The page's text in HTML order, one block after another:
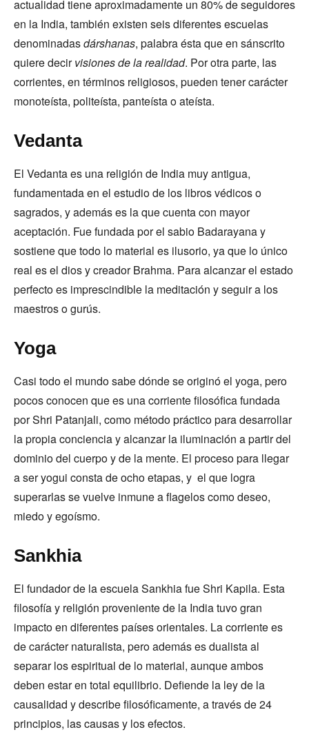
actualidad tiene aproximadamente un 80% de seguidores
en la India, también existen seis diferentes escuelas
denominadasdárshanas, palabra ésta que en sánscrito
quiere decirvisiones de la realidad. Por otra parte, las
corrientes, en términos religiosos, pueden tener carácter
monoteísta, politeísta, panteísta o ateísta.
Vedanta
El Vedanta es una religión de India muy antigua,
fundamentada en el estudio de los libros védicos o
sagrados, y además es la que cuenta con mayor
aceptación. Fue fundada por el sabio Badarayana y
sostiene que todo lo material es ilusorio, ya que lo único
real es el dios y creador Brahma. Para alcanzar el estado
perfecto es imprescindible la meditación y seguir a los
maestros o gurús.
Yoga
Casi todo el mundo sabe dónde se originó el yoga, pero
pocos conocen que es una corriente filosófica fundada
por Shri Patanjali, como método práctico para desarrollar
la propia conciencia y alcanzar la iluminación a partir del
dominio del cuerpo y de la mente. El proceso para llegar
a ser yogui consta de ocho etapas, y el que logra
superarlas se vuelve inmune a flagelos como deseo,
miedo y egoísmo.
Sankhia
El fundador de la escuela Sankhia fue Shri Kapila. Esta
filosofía y religión proveniente de la India tuvo gran
impacto en diferentes países orientales. La corriente es
de carácter naturalista, pero además es dualista al
separar los espiritual de lo material, aunque ambos
deben estar en total equilibrio. Defiende la ley de la
causalidad y describe filosóficamente, a través de 24
principios, las causas y los efectos.